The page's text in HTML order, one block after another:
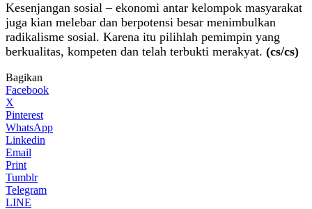
Kesenjangan sosial – ekonomi antar kelompok masyarakat
juga kian melebar dan berpotensi besar menimbulkan
radikalisme sosial. Karena itu pilihlah pemimpin yang
berkualitas, kompeten dan telah terbukti merakyat. (cs/cs)
Bagikan
Facebook
X
Pinterest
WhatsApp
Linkedin
Email
Print
Tumblr
Telegram
LINE